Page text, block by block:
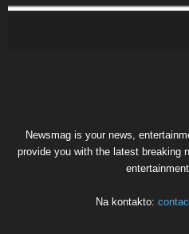
Newsmag is your news,
provide you with the latest breaking
Na kontakto: